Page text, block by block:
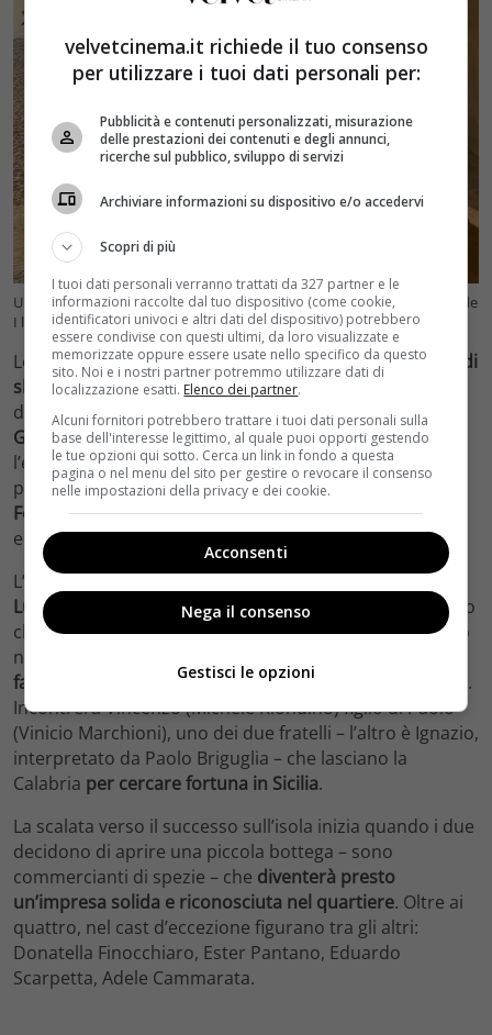
Uno degli scatti postati da Miriam Leone direttamente dal backstage de
I leoni di Sicilia – velvetcinema.it (fonte foto IG @mirimeo)
Lo scoprirà a breve visto chesu Disney+ quattro episodi
sbarcheranno il 25 ottobre, per gli altri quattro ci sarà
da attendere il primo novembre. Alla regia c’èPaolo
Genoveseche ormai pare averci preso gusto dopo
l’esperienza di Tutta colpa di Freud. Le prime due
puntate intanto verranno presentate in anteprima alla
Festa del Cinema di Roma, arrivata alla diciottesima
edizione, chesi terrà dal 18 al 29 ottobre.
L’attrice sicilianaveste i panni del personaggio di Giulia
Lupi , nato dalla penna di Stefania Auci – autrice del libro
che porta lo stesso titolo dello sceneggiato ambientato
nell’Ottocento. Sarà lei
famiglia Florio
con la sua personalità fuori dagli schemi.
Incontrerà Vincenzo (Michele Riondino) figlio di Paolo
(Vinicio Marchioni), uno dei due fratelli – l’altro è Ignazio,
interpretato da Paolo Briguglia – che lasciano la
Calabria per cercare fortuna in Sicilia.
La scalata verso il successo sull’isola inizia quando i due
decidono di aprire una piccola bottega – sono
commercianti di spezie – che diventerà presto
un’impresa solida e riconosciuta nel quartiere. Oltre ai
quattro, nel cast d’eccezione figurano tra gli altri:
Donatella Finocchiaro, Ester Pantano, Eduardo
Scarpetta, Adele Cammarata.
velvetcinema.it richiede il tuo consenso
per utilizzare i tuoi dati personali per:
Pubblicità e contenuti personalizzati, misurazione
delle prestazioni dei contenuti e degli annunci,
ricerche sul pubblico, sviluppo di servizi
Archiviare informazioni su dispositivo e/o accedervi
Scopri di più
I tuoi dati personali verranno trattati da 327 partner e le
informazioni raccolte dal tuo dispositivo (come cookie,
identificatori univoci e altri dati del dispositivo) potrebbero
essere condivise con questi ultimi, da loro visualizzate e
memorizzate oppure essere usate nello specifico da questo
sito. Noi e i nostri partner potremmo utilizzare dati di
localizzazione esatti. Elenco dei partner.
Alcuni fornitori potrebbero trattare i tuoi dati personali sulla
base dell'interesse legittimo, al quale puoi opporti gestendo
le tue opzioni qui sotto. Cerca un link in fondo a questa
pagina o nel menu del sito per gestire o revocare il consenso
nelle impostazioni della privacy e dei cookie.
Acconsenti
Nega il consenso
Gestisci le opzioni